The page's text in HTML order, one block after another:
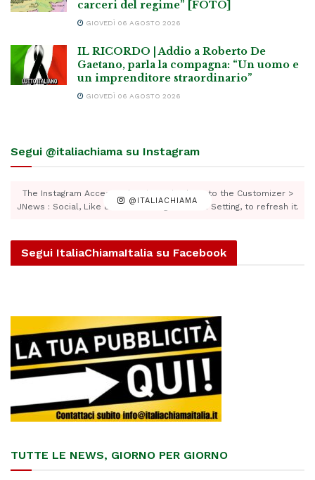
carceri del regime” [FOTO]
GIOVEDÌ 06 AGOSTO 2026
IL RICORDO | Addio a Roberto De
Gaetano, parla la compagna: “Un uomo e
un imprenditore straordinario”
GIOVEDÌ 06 AGOSTO 2026
Segui @italiachiama su Instagram
@ITALIACHIAMA
The Instagram Access Token is expired, Go to the Customizer >
JNews : Social, Like & View > Instagram Feed Setting, to refresh it.
Segui ItaliaChiamaItalia su Facebook
TUTTE LE NEWS, GIORNO PER GIORNO